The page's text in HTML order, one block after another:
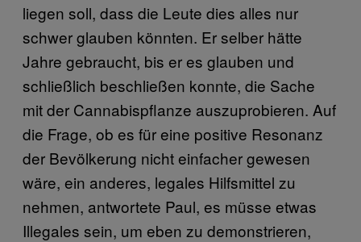
liegen soll, dass die Leute dies alles nur
schwer glauben könnten. Er selber hätte
Jahre gebraucht, bis er es glauben und
schließlich beschließen konnte, die Sache
mit der Cannabispflanze auszuprobieren. Auf
die Frage, ob es für eine positive Resonanz
der Bevölkerung nicht einfacher gewesen
wäre, ein anderes, legales Hilfsmittel zu
nehmen, antwortete Paul, es müsse etwas
Illegales sein, um eben zu demonstrieren,